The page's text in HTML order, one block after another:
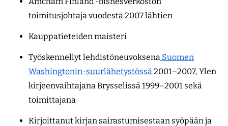
toimitusjohtaja vuodesta 2007 lähtien
Kauppatieteiden maisteri
Työskennellyt lehdistöneuvoksena Suomen
Washingtonin-suurlähetystössä2001–2007, Ylen
kirjeenvaihtajana Brysselissä 1999–2001 sekä
toimittajana
Kirjoittanut kirjan sairastumisestaan syöpään ja